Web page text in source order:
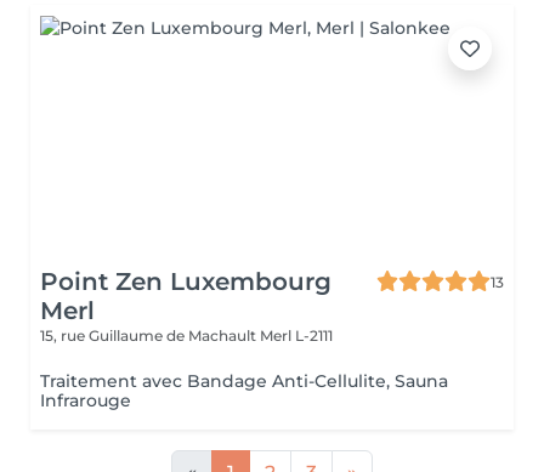
Point Zen Luxembourg
Merl
13
15, rue Guillaume de Machault Merl L-2111
Traitement avec Bandage Anti-Cellulite, Sauna
Infrarouge